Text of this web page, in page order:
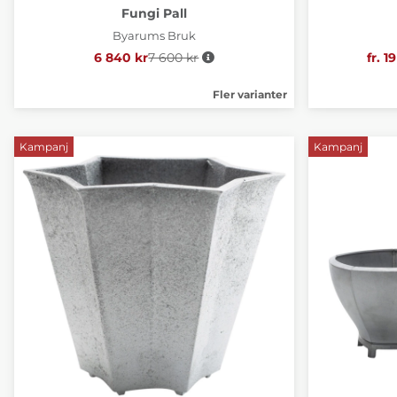
Fungi Pall
Byarums Bruk
6 840 kr Ordinarie pris:
7 600 kr
Fler varianter
fr.
Kampanj Kampanj